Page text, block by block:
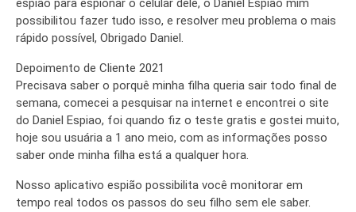
espião para espionar o celular dele, o Daniel Espião mim
possibilitou fazer tudo isso, e resolver meu problema o mais
rápido possível, Obrigado Daniel.
Depoimento de Cliente 2021
Precisava saber o porquê minha filha queria sair todo final de
semana, comecei a pesquisar na internet e encontrei o site
do Daniel Espiao, foi quando fiz o teste gratis e gostei muito,
hoje sou usuária a 1 ano meio, com as informações posso
saber onde minha filha está a qualquer hora.
Nosso aplicativo espião possibilita você monitorar em
tempo real todos os passos do seu filho sem ele saber.